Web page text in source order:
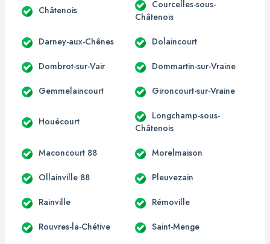
Châtenois
Courcelles-sous-
Châtenois
Darney-aux-Chênes Dolaincourt
Dombrot-sur-Vair Dommartin-sur-Vraine
Gemmelaincourt Gironcourt-sur-Vraine
Houécourt
Longchamp-sous-
Châtenois
Maconcourt 88 Morelmaison
Ollainville 88 Pleuvezain
Rainville Rémoville
Rouvres-la-Chétive Saint-Menge